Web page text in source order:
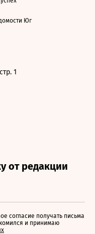
Юг
1
согласие получать письма
и принимаю